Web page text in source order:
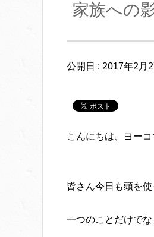
家族への
公開日 : 2017年2月
こんにちは、ヨーコ
皆さん今日も頭を
一つのことだけで